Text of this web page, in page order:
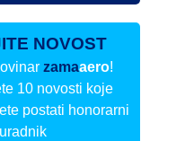
NOVOST
zamaaero!
10 novosti koje
postati honorarni